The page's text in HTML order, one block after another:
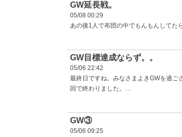
GW延長戦。
05/08 00:29
あの後1人で布団の中でもんもんして
GW目標達成ならず。。
05/06 22:42
最終日ですね。みなさまよきGWを過
回で終わりました。…
GW③
05/06 09:25